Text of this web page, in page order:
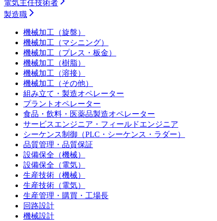
電気主任技術者
製造職
機械加工（旋盤）
機械加工（マシニング）
機械加工（プレス・板金）
機械加工（樹脂）
機械加工（溶接）
機械加工（その他）
組み立て・製造オペレーター
プラントオペレーター
食品・飲料・医薬品製造オペレーター
サービスエンジニア・フィールドエンジニア
シーケンス制御（PLC・シーケンス・ラダー）
品質管理・品質保証
設備保全（機械）
設備保全（電気）
生産技術（機械）
生産技術（電気）
生産管理・購買・工場長
回路設計
機械設計